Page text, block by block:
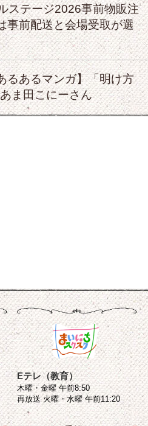
ステージ2026事前物販注
事前配送と会場受取が選
るあるマンガ】「明け方
ま田こにーさん
Eテレ（教育）
木曜・金曜 午前8:50
再放送 火曜・水曜 午前11:20